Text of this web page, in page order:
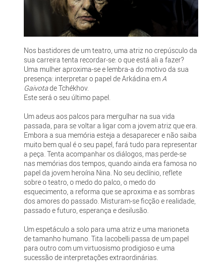
Nos bastidores de um teatro, uma atriz no crepúsculo da
sua carreira tenta recordar-se: o que está ali a fazer?
Uma mulher aproxima-se e lembra-a do motivo da sua
presença: interpretar o papel de Arkádina emA
Gaivotade Tchékhov.
Este será o seu último papel.
Um adeus aos palcos para mergulhar na sua vida
passada, para se voltar a ligar com a jovem atriz que era.
Embora a sua memória esteja a desaparecer e não saiba
muito bem qual é o seu papel, fará tudo para representar
a peça. Tenta acompanhar os diálogos, mas perde-se
nas memórias dos tempos, quando ainda era famosa no
papel da jovem heroína Nina. No seu declínio, reflete
sobre o teatro, o medo do palco, o medo do
esquecimento, a reforma que se aproxima e as sombras
dos amores do passado. Misturam-se ficção e realidade,
passado e futuro, esperança e desilusão.
Um espetáculo a solo para uma atriz e uma marioneta
de tamanho humano. Tita Iacobelli passa de um papel
para outro com um virtuosismo prodigioso e uma
sucessão de interpretações extraordinárias.